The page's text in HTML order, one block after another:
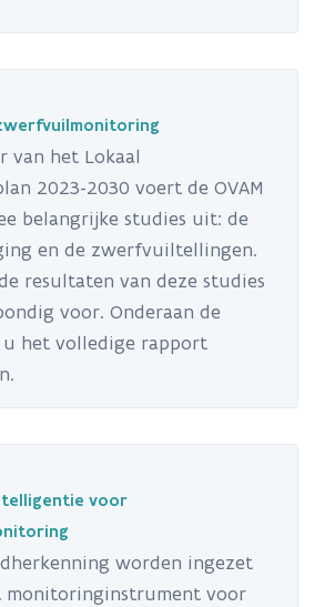
van het Lokaal
2023-2030 voert de OVAM
belangrijke studies uit: de
en de zwerfvuiltellingen.
resultaten van deze studies
voor. Onderaan de
u het volledige rapport
voor
worden ingezet
monitoringinstrument voor